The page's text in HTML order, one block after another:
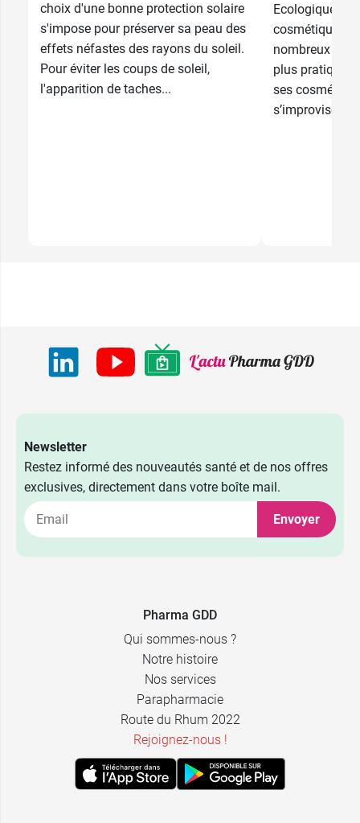
choix d'une bonne protection solaire
s'impose pour préserver sa peau des
effets néfastes des rayons du soleil.
Pour éviter les coups de soleil,
l'apparition de taches...
Ecologique,
cosmétique
nombreux
plus
ses
s’improvise
Newsletter
Restez informé des nouveautés santé et de nos offres
exclusives, directement dans votre boîte mail.
Envoyer
Pharma GDD
Qui sommes-nous ?
Notre histoire
Nos services
Parapharmacie
Route du Rhum 2022
Rejoignez-nous !